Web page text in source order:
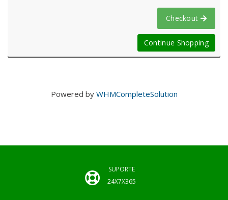
Checkout
Continue Shopping
Powered by WHMCompleteSolution
SUPORTE
24X7X365